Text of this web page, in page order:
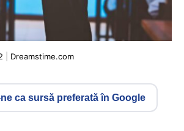
Dreamstime.com
ca sursă preferată în Google